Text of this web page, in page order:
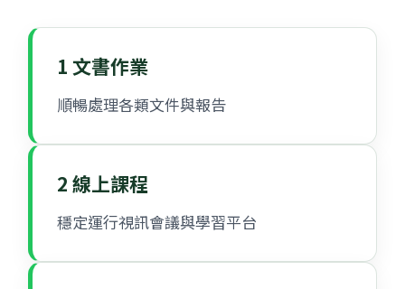
1 文書作業
順暢處理各類文件與報告
2 線上課程
穩定運行視訊會議與學習平台